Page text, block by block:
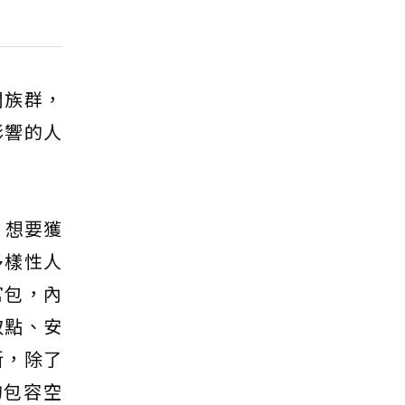
群，
的人
要獲
性人
，內
、安
除了
容空